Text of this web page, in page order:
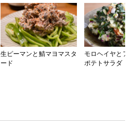
生ピーマンと鯖マヨマスタ
ード
モロヘイヤと
ポテトサラダ